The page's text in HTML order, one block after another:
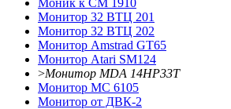
Монитор 32 ВТЦ 201
Монитор 32 ВТЦ 202
Монитор Amstrad GT65
Монитор Atari SM124
>Монитор MDA 14HP33T
Монитор МС 6105
Монитор от ДВК-2